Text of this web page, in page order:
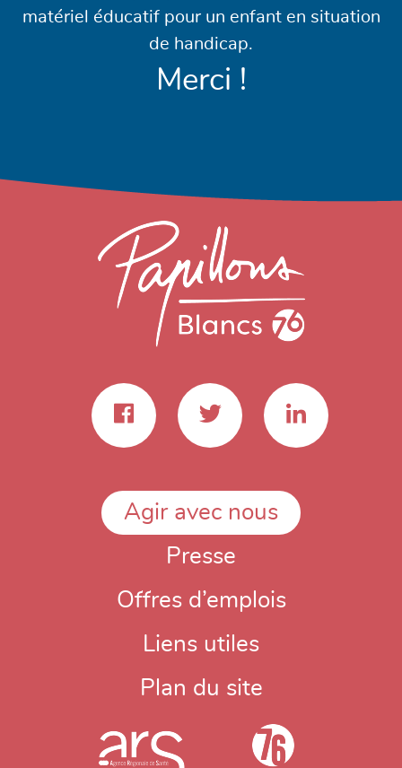
matériel éducatif pour un enfant en situation
de handicap.
Merci !
Agir avec nous
Presse
Offres d’emplois
Liens utiles
Plan du site